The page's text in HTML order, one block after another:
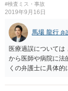
#検査ミス・事故
2019年9月16日
馬場 龍行 弁
医療過誤については
から医師や病院に法
くの弁護士に具体的